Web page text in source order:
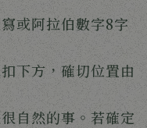
或阿拉伯數字8字
下方，確切位置由
自然的事。若確定